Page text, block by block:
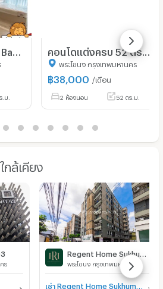
.ม.
พระโขนง กรุงเทพมหานคร
฿38,000 /เดือน
2 ห้องนอน 52 ตร.ม.
กล้เคียง
ร พระโขนง กรุงเทพมหานคร